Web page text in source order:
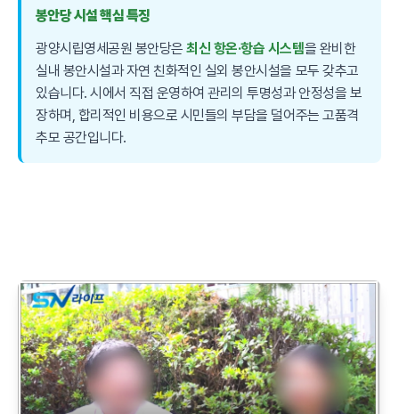
봉안당 시설 핵심 특징
광양시립영세공원 봉안당은최신 항온·항습 시스템을 완비한
실내 봉안시설과 자연 친화적인 실외 봉안시설을 모두 갖추고
있습니다. 시에서 직접 운영하여 관리의 투명성과 안정성을 보
장하며, 합리적인 비용으로 시민들의 부담을 덜어주는 고품격
추모 공간입니다.